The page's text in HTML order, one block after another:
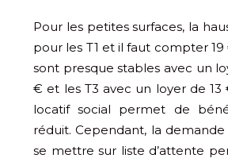
Pour les petites surfaces, la
pour les T1 et il faut compter 19
sont presque stables avec un
€ et les T3 avec un loyer de
locatif social permet de
réduit. Cependant, la
se mettre sur liste d’attente